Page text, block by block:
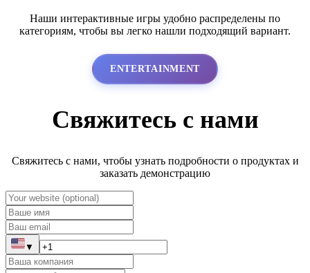
Наши интерактивные игры удобно распределены по
категориям, чтобы вы легко нашли подходящий вариант.
ENTERTAINMENT
Свяжитесь с нами
Свяжитесь с нами, чтобы узнать подробности о продуктах и
заказать демонстрацию
▼